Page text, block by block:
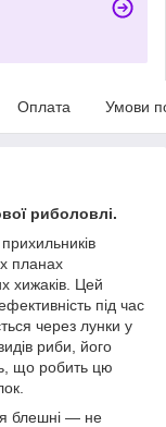
Оплата Умови
риболовлі.
планах
хижаків. Цей
під час
через лунки у
риби, його
що робить цю
блешні — не